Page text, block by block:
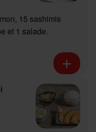
15 sashimis
et 1 salade.